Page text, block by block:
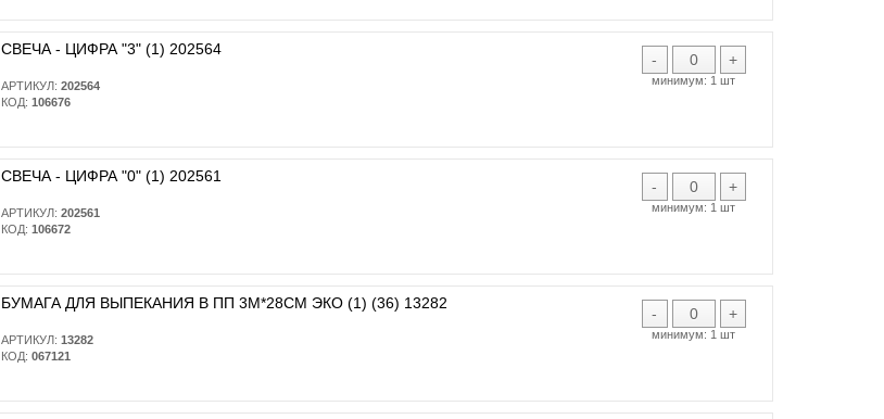
- +
минимум: 1 шт
СВЕЧА - ЦИФРА "3" (1) 202564
АРТИКУЛ: 202564
КОД: 106676
- +
минимум: 1 шт
СВЕЧА - ЦИФРА "0" (1) 202561
АРТИКУЛ: 202561
КОД: 106672
- +
минимум: 1 шт
БУМАГА ДЛЯ ВЫПЕКАНИЯ В ПП 3М*28СМ ЭКО (1) (36) 13282
АРТИКУЛ: 13282
КОД: 067121